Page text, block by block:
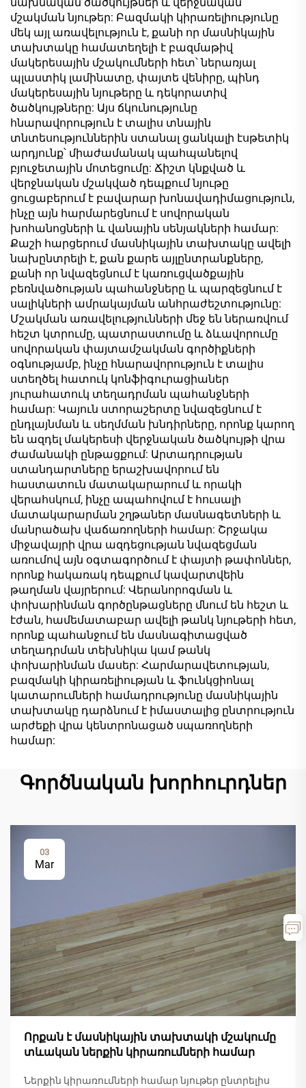
մշակման նյութեր: Բազմակի կիրառելիությունը
մեկ այլ առավելություն է, քանի որ մասնիկային
տախտակը համատեղելի է բազմաթիվ
մակերեսային մշակումների հետ՝ ներառյալ
պլաստիկ լամինատը, փայտե վենիրը, պինդ
մակերեսային նյութերը և դեկորատիվ
ծածկույթները: Այս ճկունությունը
հնարավորություն է տալիս տնային
տնտեսություններին ստանալ ցանկալի էսթետիկ
արդյունք՝ միաժամանակ պահպանելով
բյուջետային մոտեցումը: Ճիշտ կնքված և
վերջնական մշակված դեպքում նյութը
ցուցաբերում է բավարար խոնավադիմացություն,
ինչը այն հարմարեցնում է սովորական
խոհանոցների և վանային սենյակների համար:
Քաշի հարցերում մասնիկային տախտակը ավելի
նախընտրելի է, քան քարե այլընտրանքները,
քանի որ նվազեցնում է կառուցվածքային
բեռնվածության պահանջները և պարզեցնում է
սալիկների ամրակայման անհրաժեշտությունը:
Մշակման առավելությունների մեջ են ներառվում
հեշտ կտրումը, պատրաստումը և ձևավորումը
սովորական փայտամշակման գործիքների
օգնությամբ, ինչը հնարավորություն է տալիս
ստեղծել հատուկ կոնֆիգուրացիաներ
յուրահատուկ տեղադրման պահանջների
համար: Կայուն ստորաշերտը նվազեցնում է
ընդլայնման և սեղմման խնդիրները, որոնք կարող
են ազդել մակերեսի վերջնական ծածկույթի վրա
ժամանակի ընթացքում: Արտադրության
ստանդարտները երաշխավորում են
հաստատուն մատակարարում և որակի
վերահսկում, ինչը ապահովում է հուսալի
մատակարարման շղթաներ մասնագետների և
մանրածախ վաճառողների համար: Շրջակա
միջավայրի վրա ազդեցության նվազեցման
առումով այն օգտագործում է փայտի թափոններ,
որոնք հակառակ դեպքում կավարտվեին
թաղման վայրերում: Վերանորոգման և
փոխարինման գործընթացները մնում են հեշտ և
էժան, համեմատաբար ավելի թանկ նյութերի հետ,
որոնք պահանջում են մասնագիտացված
տեղադրման տեխնիկա կամ թանկ
փոխարինման մասեր: Հարմարավետության,
բազմակի կիրառելիության և ֆունկցիոնալ
կատարումների համադրությունը մասնիկային
տախտակը դարձնում է իմաստալից ընտրություն
արժեքի վրա կենտրոնացած սպառողների
համար:
Գործնական խորհուրդներ
03
Mar
Որքան է մասնիկային տախտակի մշակումը
տևական ներքին կիրառումների համար
Ներքին կիրառումների համար նյութեր ընտրելիս